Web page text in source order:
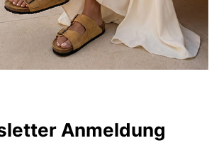
Anmeldung